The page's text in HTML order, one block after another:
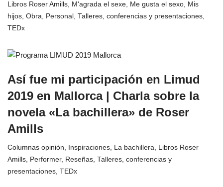
Libros Roser Amills, M'agrada el sexe, Me gusta el sexo, Mis
hijos, Obra, Personal , Talleres, conferencias y presentaciones,
TEDx
Así fue mi participación en Limud
2019 en Mallorca | Charla sobre la
novela «La bachillera» de Roser
Amills
Columnas opinión, Inspiraciones, La bachillera, Libros Roser
Amills, Performer, Reseñas, Talleres, conferencias y
presentaciones, TEDx